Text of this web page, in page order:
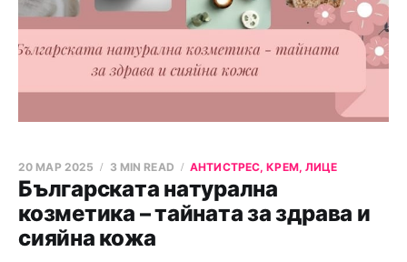
Българската натурална
козметика – тайната за здрава и
сияйна кожа
20 МАР 2025 3 MIN READ АНТИСТРЕС, КРЕМ, ЛИЦЕ